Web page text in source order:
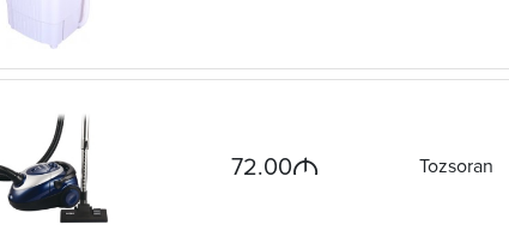
72.00M Tozsoran